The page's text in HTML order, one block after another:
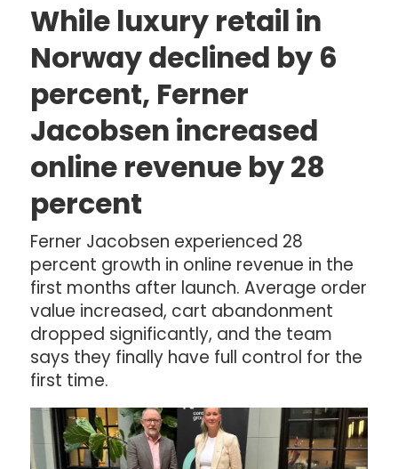
While luxury retail in
Norway declined by 6
percent, Ferner
Jacobsen increased
online revenue by 28
percent
Ferner Jacobsen experienced 28
percent growth in online revenue in the
first months after launch. Average order
value increased, cart abandonment
dropped significantly, and the team
says they finally have full control for the
first time.